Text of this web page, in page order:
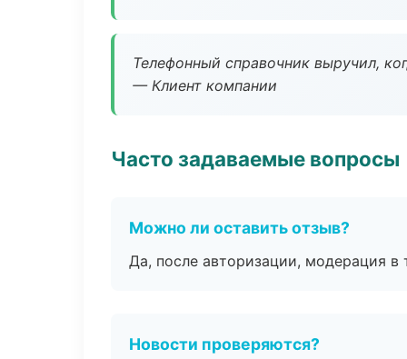
Телефонный справочник выручил,
— Клиент компании
Часто задаваемые вопросы
Можно ли оставить отзыв?
Да, после авторизации, модерация в
Новости проверяются?